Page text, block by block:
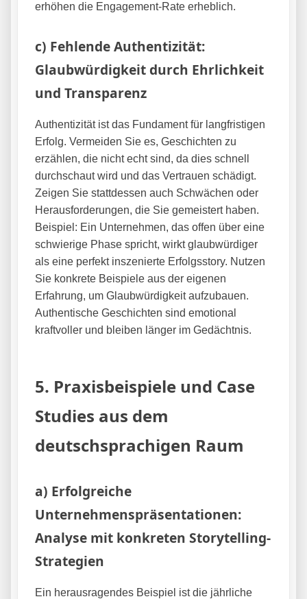
erhöhen die Engagement-Rate erheblich.
c) Fehlende Authentizität:
Glaubwürdigkeit durch Ehrlichkeit
und Transparenz
Authentizität ist das Fundament für langfristigen
Erfolg. Vermeiden Sie es, Geschichten zu
erzählen, die nicht echt sind, da dies schnell
durchschaut wird und das Vertrauen schädigt.
Zeigen Sie stattdessen auch Schwächen oder
Herausforderungen, die Sie gemeistert haben.
Beispiel: Ein Unternehmen, das offen über eine
schwierige Phase spricht, wirkt glaubwürdiger
als eine perfekt inszenierte Erfolgsstory. Nutzen
Sie konkrete Beispiele aus der eigenen
Erfahrung, um Glaubwürdigkeit aufzubauen.
Authentische Geschichten sind emotional
kraftvoller und bleiben länger im Gedächtnis.
5. Praxisbeispiele und Case
Studies aus dem
deutschsprachigen Raum
a) Erfolgreiche
Unternehmenspräsentationen:
Analyse mit konkreten Storytelling-
Strategien
Ein herausragendes Beispiel ist die jährliche